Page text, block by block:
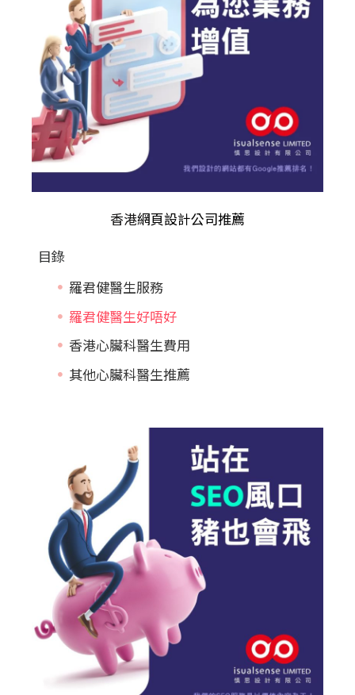
香港網頁設計公司推薦
目錄
羅君健醫生服務
羅君健醫生好唔好
香港心臟科醫生費用
其他心臟科醫生推薦